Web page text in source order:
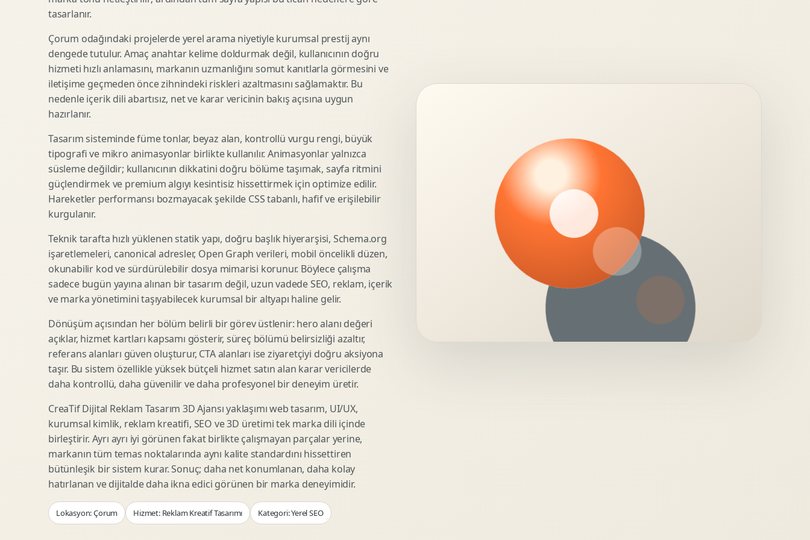
SEO Icerik Stratejisi
Schema Markup Optimizasyonu 3D Lansman Filmi Teknik Modelleme
Premium Ambalaj Tasarimi
Etiket Tasarimi
Kutu Tasarimi
Raf Gorunurlugu
Gida Ambalaj Tasarimi
Kozmetik Ambalaj Tasarimi
E Ticaret Kutu Tasarimi
Ambalaj Mockup Tasarimi
Afis Tasarimi
Brosur Tasarimi
Sunum Tasarimi
Katalog Tasarimi
Infografik Tasarimi
Fuaye Gorsel Tasarimi
Kurumsal Ilan Tasarimi
Marka Stratejisi
Marka Konumlandirma
Rekabet Analizi
Hedef Kitle Analizi
Marka Mimarisi
Deger Onerisi Tasarimi
Pazara Giris Stratejisi
Shopify Tasarim
Woocommerce Tasarim
Eticaret UX Optimizasyonu
Kategori Sayfasi Tasarimi
Sepet Odeme UX
Eticaret SEO Altyapisi
Lead Generation Landing Page
Reklam Landing Page
Webinar Landing Page
App Landing Page
Form Optimizasyonu
Sales Page Tasarimi
Display Banner Tasarimi
Video Reklam Kreatifi
Outdoor Reklam Tasarimi
Performans Kreatif Seti
Story Reklam Tasarimi
Statik Reklam Gorseli
Motion Banner Tasarimi
Logo Animasyonu
Mikro Animasyon Tasarimi
Reklam Motion Video
Arayuz Animasyonu
Sosyal Medya Motion
Webgl Deneyim Tasarimi
AI Gorsel Konsept
No Code Prototip
Veri Gorsellestirme
tasarlanır.
Çorum odağındaki projelerde yerel arama niyetiyle kurumsal prestij aynı
dengede tutulur. Amaç anahtar kelime doldurmak değil, kullanıcının doğru
hizmeti hızlı anlamasını, markanın uzmanlığını somut kanıtlarla görmesini ve
iletişime geçmeden önce zihnindeki riskleri azaltmasını sağlamaktır. Bu
nedenle içerik dili abartısız, net ve karar vericinin bakış açısına uygun
hazırlanır.
Tasarım sisteminde füme tonlar, beyaz alan, kontrollü vurgu rengi, büyük
tipografi ve mikro animasyonlar birlikte kullanılır. Animasyonlar yalnızca
süsleme değildir; kullanıcının dikkatini doğru bölüme taşımak, sayfa ritmini
güçlendirmek ve premium algıyı kesintisiz hissettirmek için optimize edilir.
Hareketler performansı bozmayacak şekilde CSS tabanlı, hafif ve erişilebilir
kurgulanır.
Teknik tarafta hızlı yüklenen statik yapı, doğru başlık hiyerarşisi, Schema.org
işaretlemeleri, canonical adresler, Open Graph verileri, mobil öncelikli düzen,
okunabilir kod ve sürdürülebilir dosya mimarisi korunur. Böylece çalışma
sadece bugün yayına alınan bir tasarım değil, uzun vadede SEO, reklam, içerik
ve marka yönetimini taşıyabilecek kurumsal bir altyapı haline gelir.
Dönüşüm açısından her bölüm belirli bir görev üstlenir: hero alanı değeri
açıklar, hizmet kartları kapsamı gösterir, süreç bölümü belirsizliği azaltır,
referans alanları güven oluşturur, CTA alanları ise ziyaretçiyi doğru aksiyona
taşır. Bu sistem özellikle yüksek bütçeli hizmet satın alan karar vericilerde
daha kontrollü, daha güvenilir ve daha profesyonel bir deneyim üretir.
CreaTif Dijital Reklam Tasarım 3D Ajansı yaklaşımı web tasarım, UI/UX,
kurumsal kimlik, reklam kreatifi, SEO ve 3D üretimi tek marka dili içinde
birleştirir. Ayrı ayrı iyi görünen fakat birlikte çalışmayan parçalar yerine,
markanın tüm temas noktalarında aynı kalite standardını hissettiren
bütünleşik bir sistem kurar. Sonuç; daha net konumlanan, daha kolay
hatırlanan ve dijitalde daha ikna edici görünen bir marka deneyimidir.
Lokasyon: Çorum Hizmet: Reklam Kreatif Tasarımı Kategori: Yerel SEO